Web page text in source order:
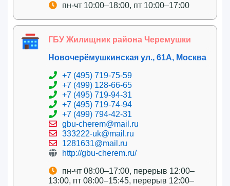
пн-чт 10:00–18:00, пт 10:00–17:00
ГБУ Жилищник района Черемушки
Новочерёмушкинская ул., 61А, Москва
+7 (495) 719-75-59
+7 (499) 128-66-65
+7 (495) 719-94-31
+7 (495) 719-74-94
+7 (499) 794-42-31
gbu-cherem@mail.ru
333222-uk@mail.ru
1281631@mail.ru
http://gbu-cherem.ru/
пн-чт 08:00–17:00, перерыв 12:00–
13:00, пт 08:00–15:45, перерыв 12:00–